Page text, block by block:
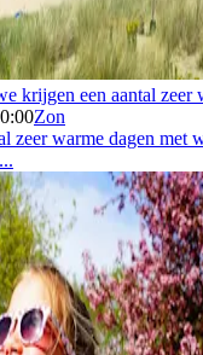
krijgen een aantal zeer
Zon
zeer warme dagen met